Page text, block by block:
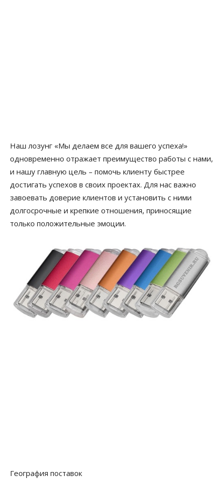
Наш лозунг «Мы делаем все для вашего успеха!»
одновременно отражает преимущество работы с нами,
и нашу главную цель – помочь клиенту быстрее
достигать успехов в своих проектах. Для нас важно
завоевать доверие клиентов и установить с ними
долгосрочные и крепкие отношения, приносящие
только положительные эмоции.
География поставок